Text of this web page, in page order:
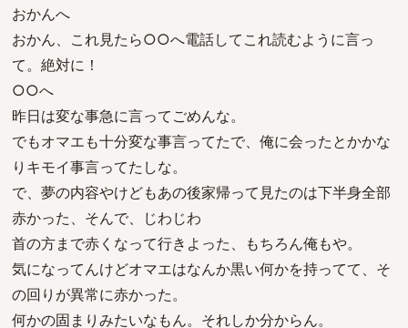
おかんへ
おかん、これ見たら○○へ電話してこれ読むように言っ
て。絶対に！
○○へ
昨日は変な事急に言ってごめんな。
でもオマエも十分変な事言ってたで、俺に会ったとかかな
りキモイ事言ってたしな。
で、夢の内容やけどもあの後家帰って見たのは下半身全部
赤かった、そんで、じわじわ
首の方まで赤くなって行きよった、もちろん俺もや。
気になってんけどオマエはなんか黒い何かを持ってて、そ
の回りが異常に赤かった。
何かの固まりみたいなもん。それしか分からん。